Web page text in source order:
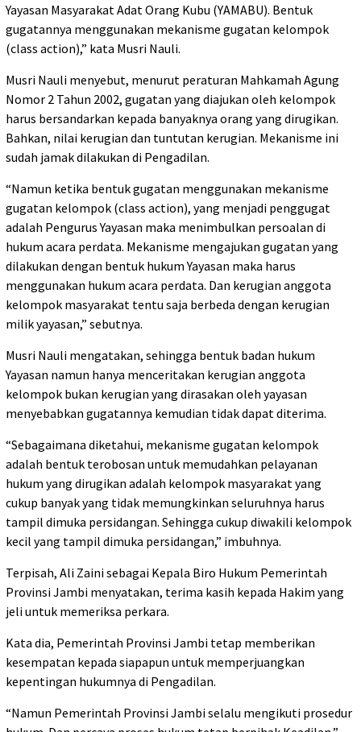
Yayasan Masyarakat Adat Orang Kubu (YAMABU). Bentuk
gugatannya menggunakan mekanisme gugatan kelompok
(class action),” kata Musri Nauli.
Musri Nauli menyebut, menurut peraturan Mahkamah Agung
Nomor 2 Tahun 2002, gugatan yang diajukan oleh kelompok
harus bersandarkan kepada banyaknya orang yang dirugikan.
Bahkan, nilai kerugian dan tuntutan kerugian. Mekanisme ini
sudah jamak dilakukan di Pengadilan.
“Namun ketika bentuk gugatan menggunakan mekanisme
gugatan kelompok (class action), yang menjadi penggugat
adalah Pengurus Yayasan maka menimbulkan persoalan di
hukum acara perdata. Mekanisme mengajukan gugatan yang
dilakukan dengan bentuk hukum Yayasan maka harus
menggunakan hukum acara perdata. Dan kerugian anggota
kelompok masyarakat tentu saja berbeda dengan kerugian
milik yayasan,” sebutnya.
Musri Nauli mengatakan, sehingga bentuk badan hukum
Yayasan namun hanya menceritakan kerugian anggota
kelompok bukan kerugian yang dirasakan oleh yayasan
menyebabkan gugatannya kemudian tidak dapat diterima.
“Sebagaimana diketahui, mekanisme gugatan kelompok
adalah bentuk terobosan untuk memudahkan pelayanan
hukum yang dirugikan adalah kelompok masyarakat yang
cukup banyak yang tidak memungkinkan seluruhnya harus
tampil dimuka persidangan. Sehingga cukup diwakili kelompok
kecil yang tampil dimuka persidangan,” imbuhnya.
Terpisah, Ali Zaini sebagai Kepala Biro Hukum Pemerintah
Provinsi Jambi menyatakan, terima kasih kepada Hakim yang
jeli untuk memeriksa perkara.
Kata dia, Pemerintah Provinsi Jambi tetap memberikan
kesempatan kepada siapapun untuk memperjuangkan
kepentingan hukumnya di Pengadilan.
“Namun Pemerintah Provinsi Jambi selalu mengikuti prosedur